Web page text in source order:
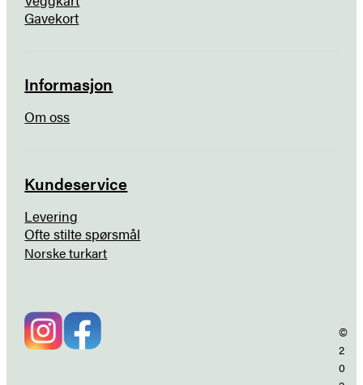
Gavekort
Informasjon
Om oss
Kundeservice
Levering
Ofte stilte spørsmål
Norske turkart
©
2
0